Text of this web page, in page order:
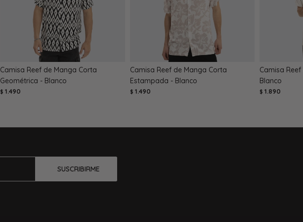
Camisa Reef de Manga Corta
Geométrica - Blanco
$ 1.490
Camisa Reef de Manga Corta
Estampada - Blanco
$ 1.490
Camisa
Blanco
$ 1.890
SUSCRIBIRME